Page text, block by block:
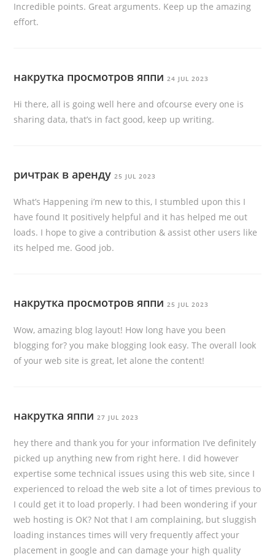
Incredible points. Great arguments. Keep up the amazing
effort.
накрутка просмотров яппи 24 JUL 2023
Hi there, all is going well here and ofcourse every one is
sharing data, that’s in fact good, keep up writing.
ричтрак в аренду 25 JUL 2023
What’s Happening i’m new to this, I stumbled upon this I
have found It positively helpful and it has helped me out
loads. I hope to give a contribution & assist other users like
its helped me. Good job.
накрутка просмотров яппи 25 JUL 2023
Wow, amazing blog layout! How long have you been
blogging for? you make blogging look easy. The overall look
of your web site is great, let alone the content!
накрутка яппи 27 JUL 2023
hey there and thank you for your information I’ve definitely
picked up anything new from right here. I did however
expertise some technical issues using this web site, since I
experienced to reload the web site a lot of times previous to
I could get it to load properly. I had been wondering if your
web hosting is OK? Not that I am complaining, but sluggish
loading instances times will very frequently affect your
placement in google and can damage your high quality